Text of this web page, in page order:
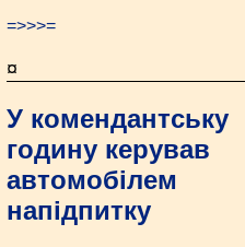
=>>>=
¤
У комендантську
годину керував
автомобілем
напідпитку